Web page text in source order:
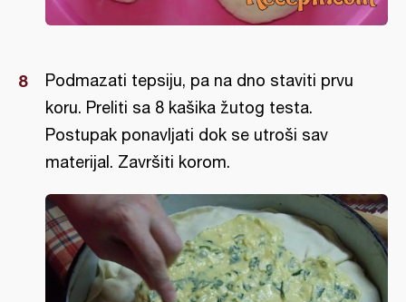
Podmazati tepsiju, pa na dno staviti prvu
koru. Preliti sa 8 kašika žutog testa.
Postupak ponavljati dok se utroši sav
materijal. Završiti korom.